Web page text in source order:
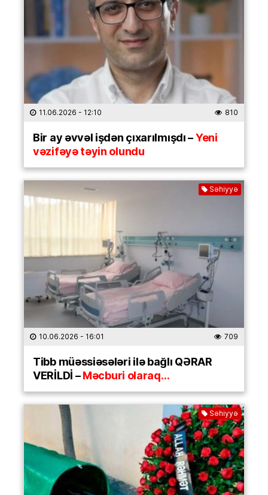
11.06.2026 - 12:10 810
Bir ay əvvəl işdən çıxarılmışdı –Yeni
vəzifəyə təyin olundu
Səhiyyə
10.06.2026 - 16:01 709
Tibb müəssiəsələri ilə bağlı QƏRAR
VERİLDİ –Məcburi olaraq…
Səhiyyə